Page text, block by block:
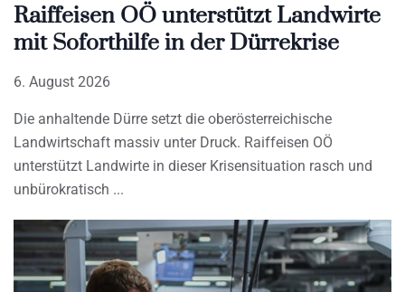
Raiffeisen OÖ unterstützt Landwirte
mit Soforthilfe in der Dürrekrise
6. August 2026
Die anhaltende Dürre setzt die oberösterreichische
Landwirtschaft massiv unter Druck. Raiffeisen OÖ
unterstützt Landwirte in dieser Krisensituation rasch und
unbürokratisch